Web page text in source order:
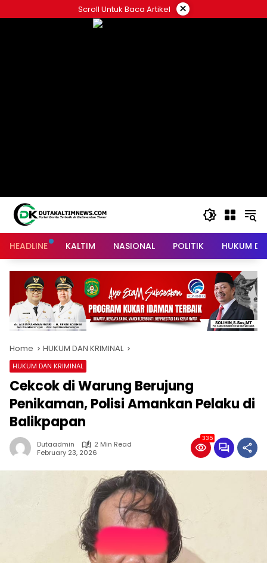
to
Scroll Untuk Baca Artikel ×
HEADLINE KALTIM NASIONAL POLITIK HUKUM
Home HUKUM DAN KRIMINAL
HUKUM DAN KRIMINAL
Cekcok di Warung Berujung
Penikaman, Polisi Amankan Pelaku di
Balikpapan
Dutaadmin
2 Min Read
February 23, 2026
335